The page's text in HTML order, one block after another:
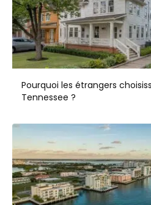
Pourquoi les étrangers
Tennessee ?